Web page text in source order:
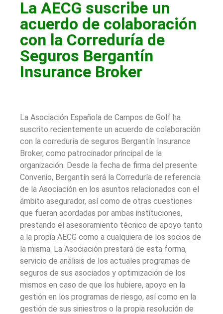
La AECG suscribe un
acuerdo de colaboración
con la Correduría de
Seguros Bergantín
Insurance Broker
La Asociación Española de Campos de Golf ha
suscrito recientemente un acuerdo de colaboración
con la correduría de seguros Bergantín Insurance
Broker, como patrocinador principal de la
organización. Desde la fecha de firma del presente
Convenio, Bergantín será la Correduría de referencia
de la Asociación en los asuntos relacionados con el
ámbito asegurador, así como de otras cuestiones
que fueran acordadas por ambas instituciones,
prestando el asesoramiento técnico de apoyo tanto
a la propia AECG como a cualquiera de los socios de
la misma. La Asociación prestará de esta forma,
servicio de análisis de los actuales programas de
seguros de sus asociados y optimización de los
mismos en caso de que los hubiere, apoyo en la
gestión en los programas de riesgo, así como en la
gestión de sus siniestros o la propia resolución de